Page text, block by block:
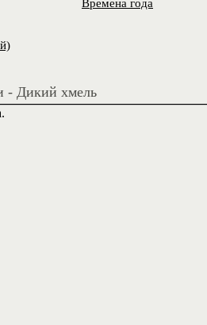
Времена года
- Дикий хмель